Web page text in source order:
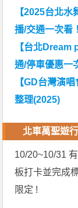
【2025台北
播/交通一次看！
【台北Dream
通/停車優惠一
【GD台灣演
整理(2025)
北車萬聖遊
10/20~10/31
板打卡並完成
限定 !